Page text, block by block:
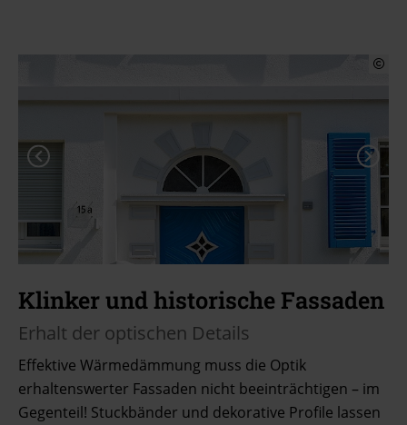
Klinker und historische Fassaden
Erhalt der optischen Details
Effektive Wärmedämmung muss die Optik
erhaltenswerter Fassaden nicht beeinträchtigen – im
Gegenteil! Stuckbänder und dekorative Profile lassen